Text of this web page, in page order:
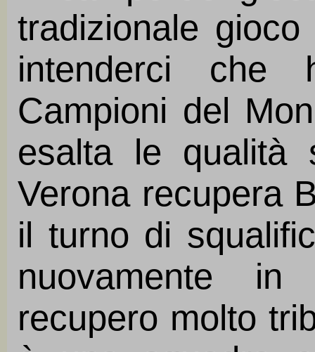
tradizionale
intenderci
Campioni del
esalta le qualità
Verona recupera
il turno di
nuovamente
recupero molto